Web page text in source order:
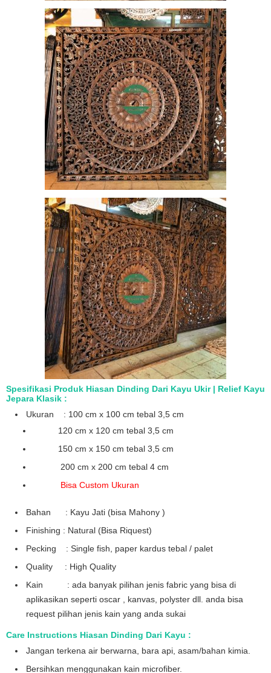
Spesifikasi Produk Hiasan Dinding Dari Kayu Ukir | Relief Kayu
Jepara Klasik :
Ukuran : 100 cm x 100 cm tebal 3,5 cm
120 cm x 120 cm tebal 3,5 cm
150 cm x 150 cm tebal 3,5 cm
200 cm x 200 cm tebal 4 cm
Bisa Custom Ukuran
Bahan : Kayu Jati (bisa Mahony )
Finishing : Natural (Bisa Riquest)
Pecking : Single fish, paper kardus tebal / palet
Quality : High Quality
Kain : ada banyak pilihan jenis fabric yang bisa di
aplikasikan seperti oscar , kanvas, polyster dll. anda bisa
request pilihan jenis kain yang anda sukai
Care Instructions Hiasan Dinding Dari Kayu :
Jangan terkena air berwarna, bara api, asam/bahan kimia.
Bersihkan menggunakan kain microfiber.